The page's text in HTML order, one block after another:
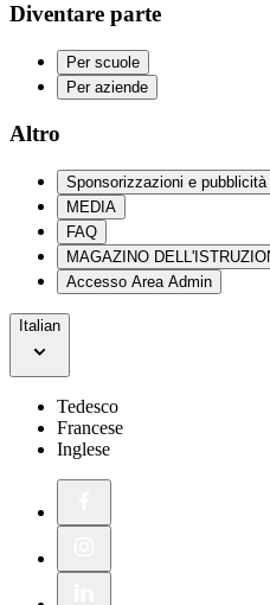
Diventare parte
Per scuole
Per aziende
Altro
Sponsorizzazioni e pubblicità
MEDIA
FAQ
MAGAZINO
Accesso Area Admin
Italian
Tedesco
Francese
Inglese